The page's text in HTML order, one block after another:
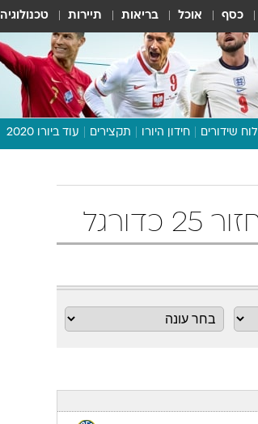
כסף אוכל בריאות תיירות טכנולוגיה
לוח שידורים חידון היורו תקצירים עוד ביורו 2020
תכנית היורו